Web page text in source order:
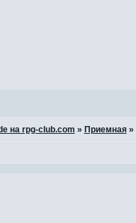
на rpg-club.com » Приемная »